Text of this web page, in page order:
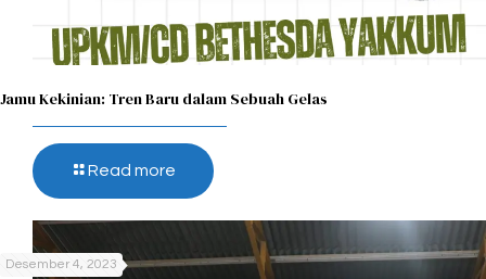
Jamu Kekinian: Tren Baru dalam Sebuah Gelas​
Read more
Desember 4, 2023